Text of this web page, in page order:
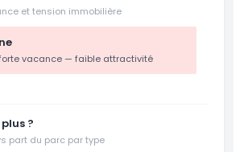
et tension immobilière
vacance — faible attractivité
?
part du parc par type